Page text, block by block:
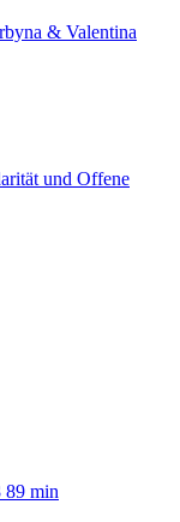
& Valentina
und Offene
89 min